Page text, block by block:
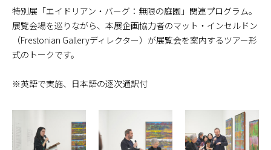
特別展「エイドリアン・バーグ：無限の庭園」関連プログラム。
展覧会場を巡りながら、本展企画協力者のマット・インセルドン
（Frestonian Galleryディレクター）が展覧会を案内するツアー形
式のトークです。
※英語で実施、日本語の逐次通訳付